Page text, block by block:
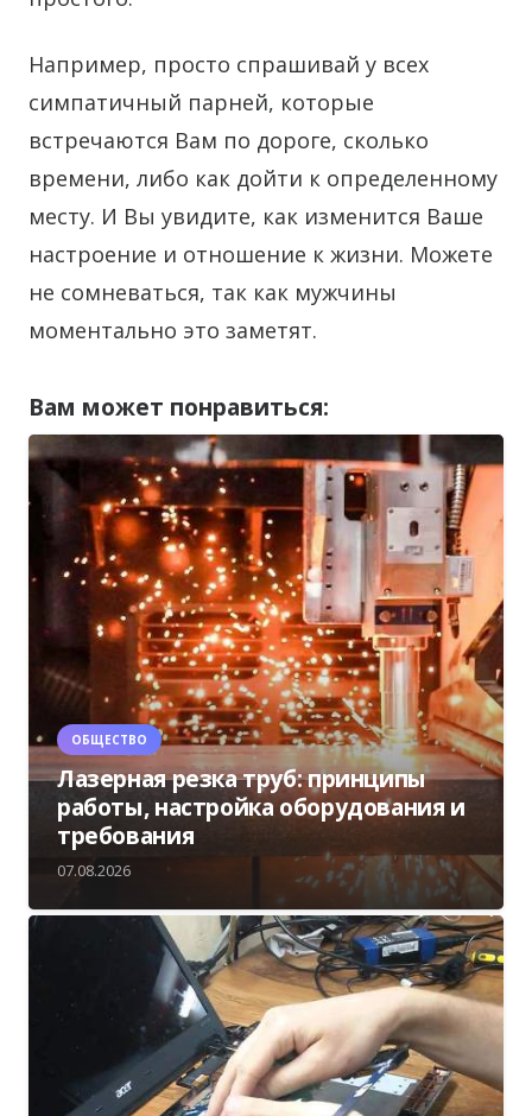
Например, просто спрашивай у всех
симпатичный парней, которые
встречаются Вам по дороге, сколько
времени, либо как дойти к определенному
месту. И Вы увидите, как изменится Ваше
настроение и отношение к жизни. Можете
не сомневаться, так как мужчины
моментально это заметят.
Вам может понравиться:
ОБЩЕСТВО
Лазерная резка труб: принципы
работы, настройка оборудования и
требования
07.08.2026